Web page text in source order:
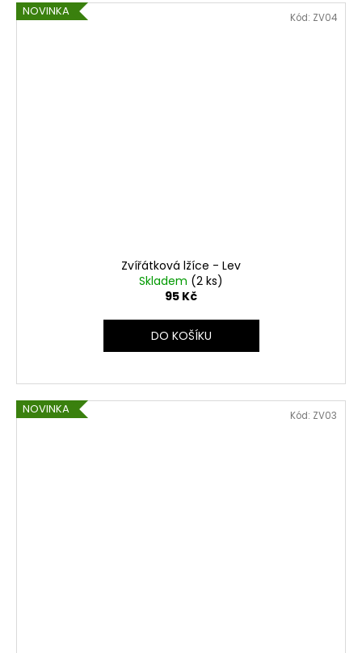
NOVINKA
Zvířátková lžíce - Lev
Skladem (2 ks)
95 Kč
DO KOŠÍKU
Kód: ZV04
NOVINKA Kód: ZV03